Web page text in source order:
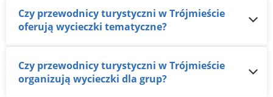
Czy przewodnicy turystyczni w Trójmieście
oferują wycieczki tematyczne?
Czy przewodnicy turystyczni w Trójmieście
organizują wycieczki dla grup?